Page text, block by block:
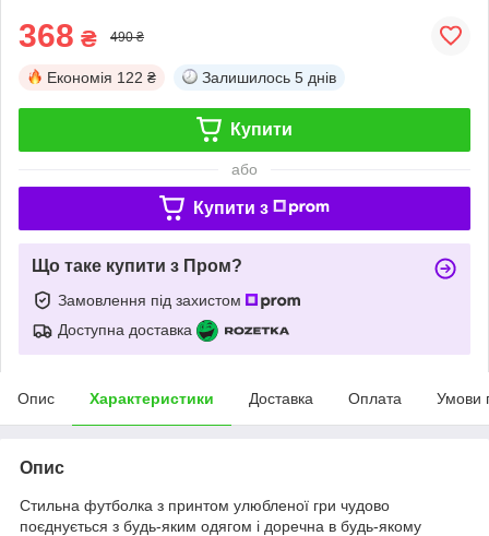
368 ₴ 490 ₴
Економія 122 ₴ Залишилось 5 днів
Купити
або
Купити з
Що таке купити з Пром?
Замовлення під захистом
Доступна доставка
Опис Характеристики Доставка Оплата Умови
Опис
Стильна футболка з принтом улюбленої гри чудово
поєднується з будь-яким одягом і доречна в будь-якому